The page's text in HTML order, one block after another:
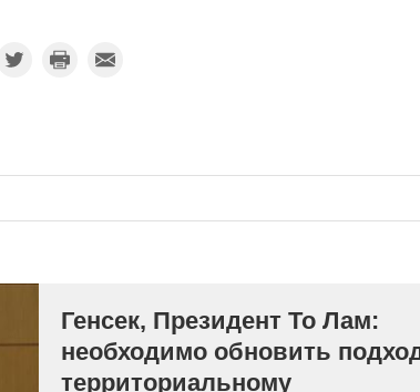
Генсек, Президент То Лам:
необходимо обновить
территориальному